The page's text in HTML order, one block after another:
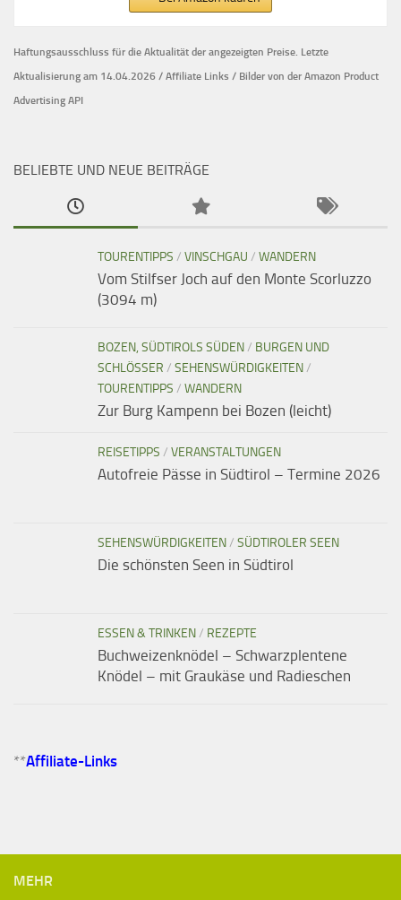
Haftungsausschluss für die Aktualität der angezeigten Preise. Letzte
Aktualisierung am 14.04.2026 / Affiliate Links / Bilder von der Amazon Product
Advertising API
BELIEBTE UND NEUE BEITRÄGE
TOURENTIPPS / VINSCHGAU / WANDERN
Vom Stilfser Joch auf den Monte Scorluzzo
(3094 m)
BOZEN, SÜDTIROLS SÜDEN/ BURGEN UND
SCHLÖSSER / SEHENSWÜRDIGKEITEN/
TOURENTIPPS / WANDERN
Zur Burg Kampenn bei Bozen (leicht)
REISETIPPS / VERANSTALTUNGEN
Autofreie Pässe in Südtirol – Termine 2026
SEHENSWÜRDIGKEITEN/ SÜDTIROLER SEEN
Die schönsten Seen in Südtirol
ESSEN & TRINKEN/ REZEPTE
Buchweizenknödel – Schwarzplentene
Knödel – mit Graukäse und Radieschen
**Affiliate-Links
MEHR